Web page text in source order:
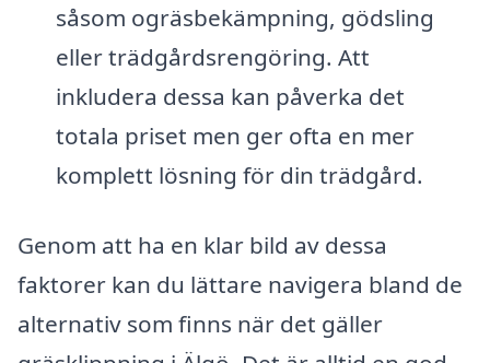
såsom ogräsbekämpning, gödsling
eller trädgårdsrengöring. Att
inkludera dessa kan påverka det
totala priset men ger ofta en mer
komplett lösning för din trädgård.
Genom att ha en klar bild av dessa
faktorer kan du lättare navigera bland de
alternativ som finns när det gäller